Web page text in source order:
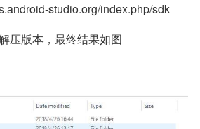
studio.org/index.php/sdk
压版本，最终结果如图